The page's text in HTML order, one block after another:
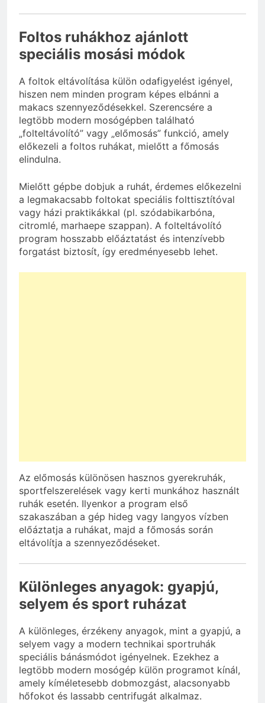
Foltos ruhákhoz ajánlott
speciális mosási módok
A foltok eltávolítása külön odafigyelést igényel,
hiszen nem minden program képes elbánni a
makacs szennyeződésekkel. Szerencsére a
legtöbb modern mosógépben található
„folteltávolító” vagy „előmosás” funkció, amely
előkezeli a foltos ruhákat, mielőtt a főmosás
elindulna.
Mielőtt gépbe dobjuk a ruhát, érdemes előkezelni
a legmakacsabb foltokat speciális folttisztítóval
vagy házi praktikákkal (pl. szódabikarbóna,
citromlé, marhaepe szappan). A folteltávolító
program hosszabb előáztatást és intenzívebb
forgatást biztosít, így eredményesebb lehet.
Az előmosás különösen hasznos gyerekruhák,
sportfelszerelések vagy kerti munkához használt
ruhák esetén. Ilyenkor a program első
szakaszában a gép hideg vagy langyos vízben
előáztatja a ruhákat, majd a főmosás során
eltávolítja a szennyeződéseket.
Különleges anyagok: gyapjú,
selyem és sport ruházat
A különleges, érzékeny anyagok, mint a gyapjú, a
selyem vagy a modern technikai sportruhák
speciális bánásmódot igényelnek. Ezekhez a
legtöbb modern mosógép külön programot kínál,
amely kíméletesebb dobmozgást, alacsonyabb
hőfokot és lassabb centrifugát alkalmaz.